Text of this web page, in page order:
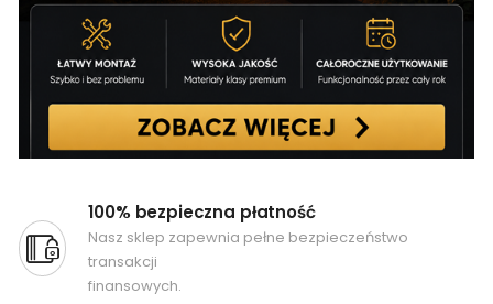
100% bezpieczna płatność
Nasz sklep zapewnia pełne bezpieczeństwo
transakcji
finansowych.